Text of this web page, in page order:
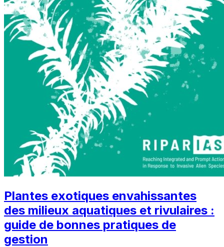
Plantes exotiques envahissantes
des milieux aquatiques et rivulaires :
guide de bonnes pratiques de
gestion